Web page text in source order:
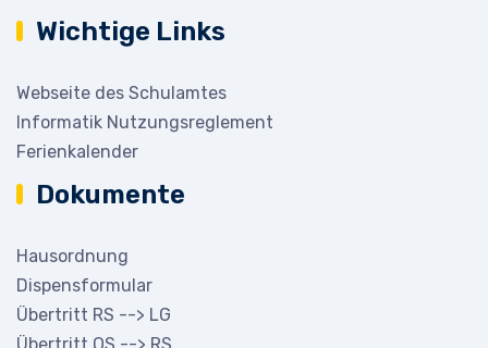
Wichtige Links
Webseite des Schulamtes
Informatik Nutzungsreglement
Ferienkalender
Dokumente
Hausordnung
Dispensformular
Übertritt RS --> LG
Übertritt OS --> RS